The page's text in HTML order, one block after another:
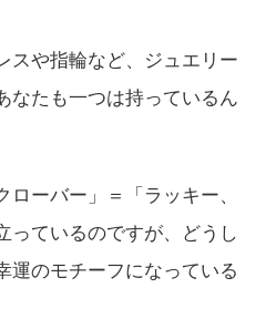
スや指輪など、ジュエリー
なたも一つは持っているん
ーバー」＝「ラッキー、
っているのですが、どうし
運のモチーフになっている